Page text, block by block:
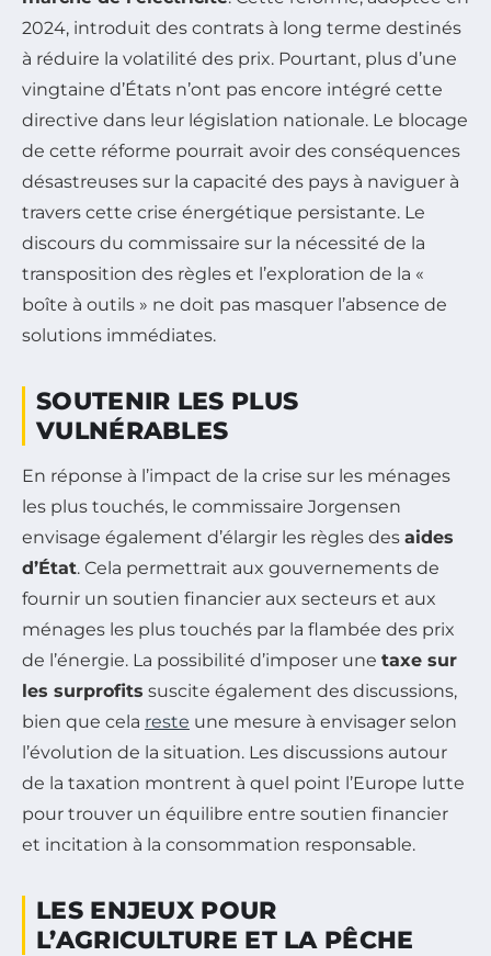
2024, introduit des contrats à long terme destinés
à réduire la volatilité des prix. Pourtant, plus d’une
vingtaine d’États n’ont pas encore intégré cette
directive dans leur législation nationale. Le blocage
de cette réforme pourrait avoir des conséquences
désastreuses sur la capacité des pays à naviguer à
travers cette crise énergétique persistante. Le
discours du commissaire sur la nécessité de la
transposition des règles et l’exploration de la «
boîte à outils » ne doit pas masquer l’absence de
solutions immédiates.
SOUTENIR LES PLUS
VULNÉRABLES
En réponse à l’impact de la crise sur les ménages
les plus touchés, le commissaire Jorgensen
envisage également d’élargir les règles des aides
d’État. Cela permettrait aux gouvernements de
fournir un soutien financier aux secteurs et aux
ménages les plus touchés par la flambée des prix
de l’énergie. La possibilité d’imposer une taxe sur
les surprofits suscite également des discussions,
bien que cela reste une mesure à envisager selon
l’évolution de la situation. Les discussions autour
de la taxation montrent à quel point l’Europe lutte
pour trouver un équilibre entre soutien financier
et incitation à la consommation responsable.
LES ENJEUX POUR
L’AGRICULTURE ET LA PÊCHE